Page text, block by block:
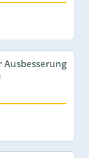
Ausbesserung